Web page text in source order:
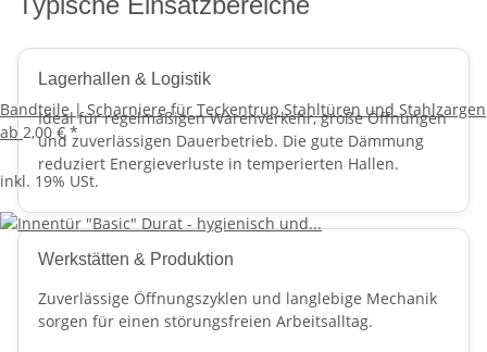
Lagerhallen & Logistik
Ideal für regelmäßigen Warenverkehr, große Öffnungen
und zuverlässigen Dauerbetrieb. Die gute Dämmung
reduziert Energieverluste in temperierten Hallen.
Werkstätten & Produktion
Zuverlässige Öffnungszyklen und langlebige Mechanik
sorgen für einen störungsfreien Arbeitsalltag.
Bandteile | Scharniere für Teckentrup Stahltüren und Stahlzargen
ab 2,00 €*
inkl. 19% USt.